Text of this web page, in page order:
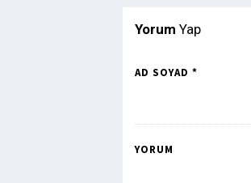
Yorum Yap
AD SOYAD *
YORUM